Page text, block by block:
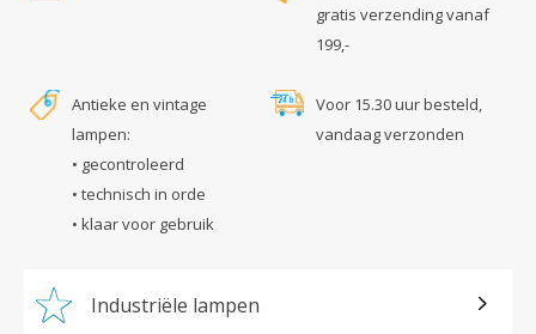
gratis verzending vanaf
199,-
Antieke en vintage
lampen:
• gecontroleerd
• technisch in orde
• klaar voor gebruik
Voor 15.30 uur besteld,
vandaag verzonden
Industriële lampen